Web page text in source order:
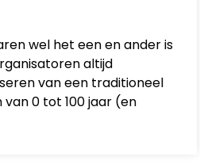
wel het een en ander is
altijd
van een traditioneel
0 tot 100 jaar (en